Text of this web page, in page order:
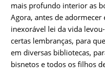
mais profundo interior as
Agora, antes de adormecer
inexorável lei da vida
certas lembranças, para
em diversas bibliotecas,
bisnetos e todos os filhos